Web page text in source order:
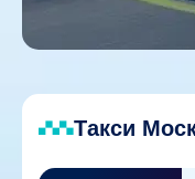
Такси